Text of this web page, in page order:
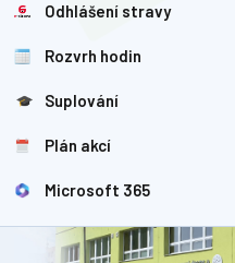
Odhlášení stravy
Rozvrh hodin
Suplování
Plán akcí
Microsoft 365